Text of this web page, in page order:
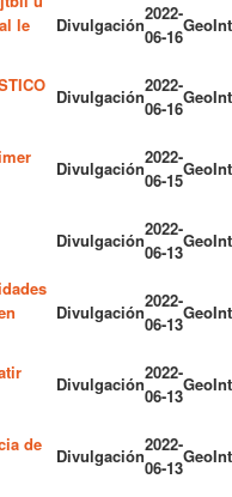
le
Divulgación
2022-
06-16
GeoInt
Divulgación
2022-
06-16
GeoInt
Divulgación
2022-
06-15
GeoInt
Divulgación
2022-
06-13
GeoInt
Divulgación
2022-
06-13
GeoInt
Divulgación
2022-
06-13
GeoInt
de
Divulgación
2022-
06-13
GeoInt